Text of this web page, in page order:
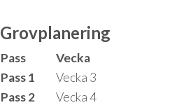
Grovplanering
Pass
Vecka
Pass 1
Vecka 3
Pass 2
Vecka 4